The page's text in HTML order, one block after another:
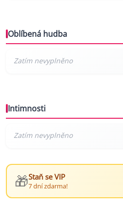
Oblíbená hudba
Intimnosti
🎁Staň se VIP
7 dní zdarma!